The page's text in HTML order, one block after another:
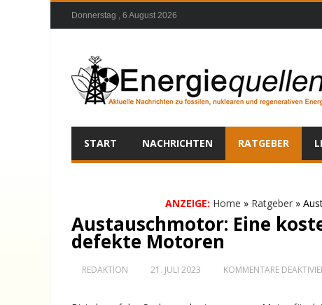
Donnerstag , 6 August 2026
START NACHRICHTEN RATGEBER
ANZEIGE: Home » Ratgeber »
Austauschmotor: Eine
defekte Motoren
REDAKTION 21. JULI 2023 KOMMENTARE